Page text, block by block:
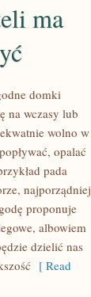
ma
domki
na wczasy lub
wolno w
opalać
pada
najporządniej
proponuje
albowiem
dzielić nas
[ Read